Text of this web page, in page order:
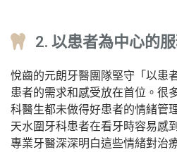
2. 以患者為中心的
悅齒的元朗牙醫團隊堅守「以患
患者的需求和感受放在首位。很
科醫生都未做得好患者的情緒管
天水圍牙科患者在看牙時容易感
專業牙醫深深明白這些情緒對治